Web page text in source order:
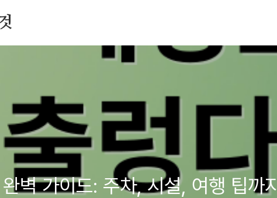
벽 가이드: 주차, 시설, 여행 팁까지